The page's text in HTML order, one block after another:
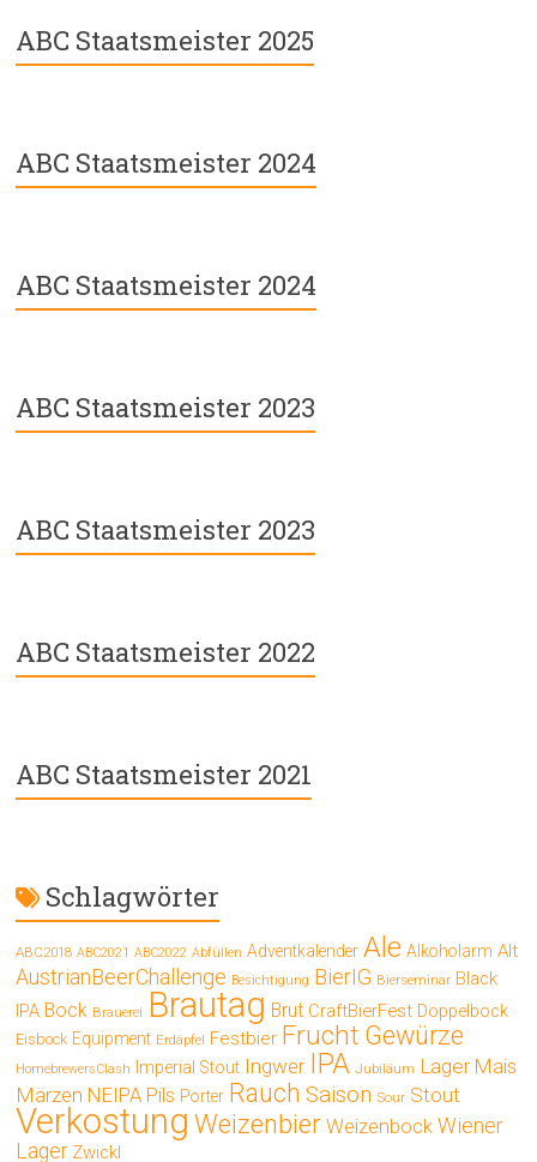
ABC Staatsmeister 2025
ABC Staatsmeister 2024
ABC Staatsmeister 2024
ABC Staatsmeister 2023
ABC Staatsmeister 2023
ABC Staatsmeister 2022
ABC Staatsmeister 2021
Schlagwörter
ABC2018 ABC2021 ABC2022 Abfüllen Adventkalender Ale Alkoholarm Alt
AustrianBeerChallenge Besichtigung BierIG Bierseminar Black
IPA Bock Brauerei Brautag Brut CraftBierFest Doppelbock
Eisbock Equipment Erdäpfel Festbier Frucht Gewürze
HomebrewersClash Imperial Stout Ingwer IPA Jubiläum Lager Mais
Märzen NEIPA Pils Porter Rauch Saison Sour Stout
Verkostung Weizenbier Weizenbock Wiener
Lager Zwickl